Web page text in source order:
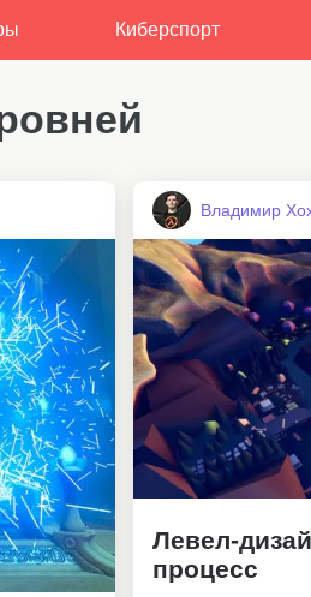
Киберспорт
Владимир
Левел-
процесс